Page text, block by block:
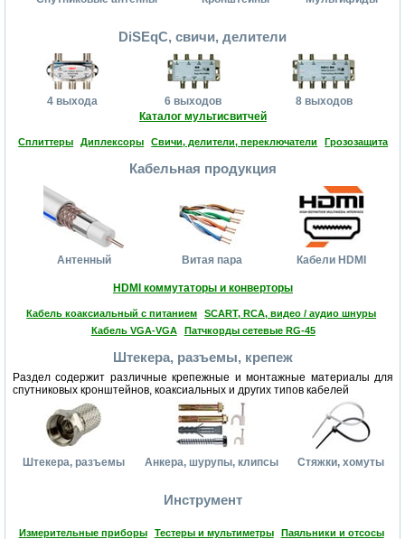
DiSEqC, свичи, делители
4 выхода 6 выходов
8 выходов
Каталог мультисвитчей
Сплиттеры Диплексоры Свичи, делители, переключатели Грозозащита
Кабельная продукция
Антенный Витая пара Кабели HDMI
HDMI коммутаторы и конверторы
Кабель коаксиальный с питанием
SCART, RCA, видео / аудио шнуры
Кабель VGA-VGA
Патчкорды сетевые RG-45
Штекера, разъемы, крепеж
Раздел содержит различные крепежные и монтажные материалы для
спутниковых кронштейнов, коаксиальных и других типов кабелей
Штекера, разъемы Анкера, шурупы, клипсы Стяжки, хомуты
Инструмент
Измерительные приборы Тестеры и мультиметры
Паяльники и отсосы